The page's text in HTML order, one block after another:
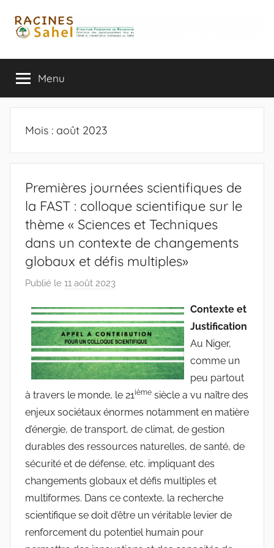
contenu
Menu
Mois : août 2023
Premières journées scientifiques de
la FAST : colloque scientifique sur le
thème « Sciences et Techniques
dans un contexte de changements
globaux et défis multiples»
Publié le 11 août 2023
r
r
a
c
i
n
e
s
-
Contexte et
Justification
Au Niger,
comme un
peu partout
à travers le monde, le 21ième siècle a vu naître des
enjeux sociétaux énormes notamment en matière
d’énergie, de transport, de climat, de gestion
durables des ressources naturelles, de santé, de
sécurité et de défense, etc. impliquant des
changements globaux et défis multiples et
multiformes. Dans ce contexte, la recherche
scientifique se doit d’être un véritable levier de
renforcement du potentiel humain pour